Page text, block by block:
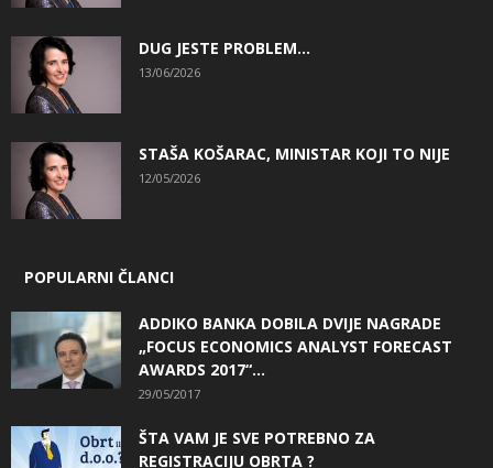
DUG JESTE PROBLEM…
13/06/2026
STAŠA KOŠARAC, MINISTAR KOJI TO NIJE
12/05/2026
POPULARNI ČLANCI
ADDIKO BANKA DOBILA DVIJE NAGRADE
„FOCUS ECONOMICS ANALYST FORECAST
AWARDS 2017“...
29/05/2017
ŠTA VAM JE SVE POTREBNO ZA
REGISTRACIJU OBRTA ?